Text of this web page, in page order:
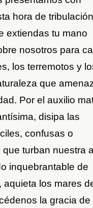
hora de
extiendas tu mano
nosotros para
los terremotos y
que
Por el auxilio
disipa las
confusas o
turban nuestra
inquebrantable de
aquieta los mares
la gracia de